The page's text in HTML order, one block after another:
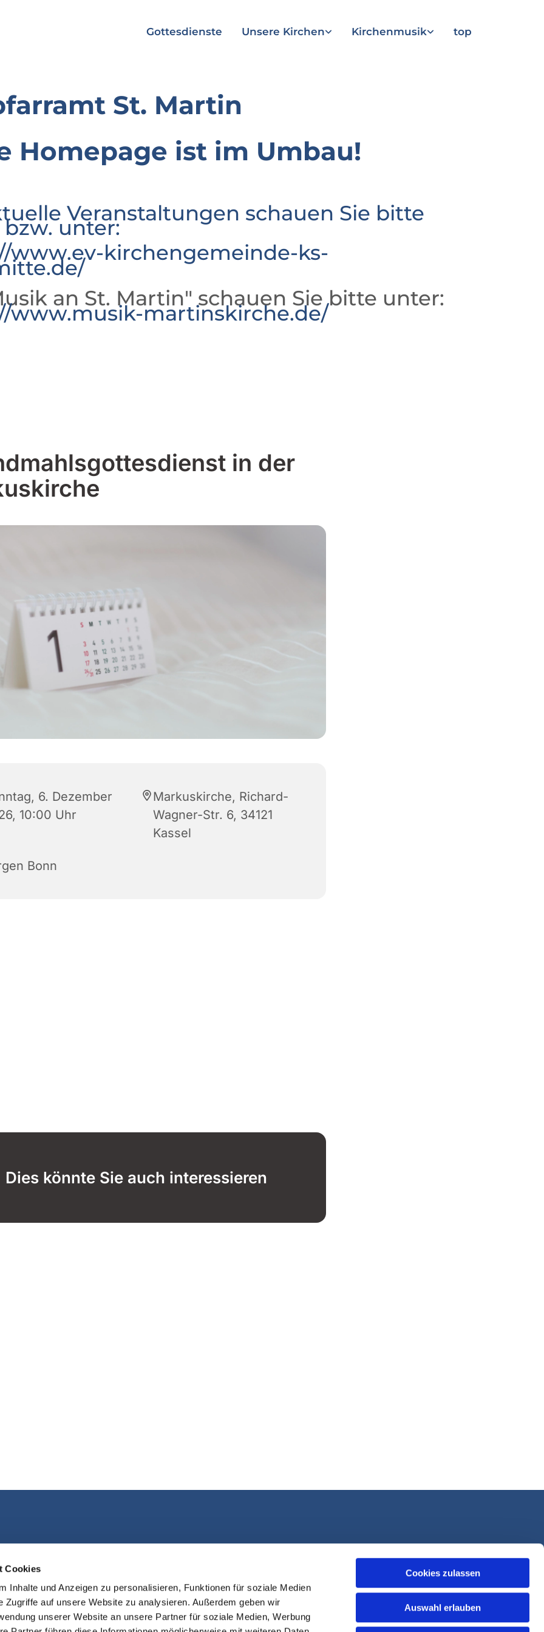
Cookies
Inhalte und Anzeigen zu personalisieren, Funktionen für soziale Medien
Zugriffe auf unsere Website zu analysieren. Außerdem geben wir
unserer Website an unsere Partner für soziale Medien, Werbung
Cookies zulassen
Auswahl erlauben
Gottesdienste Unsere Kirchen Kirchenmusik top
St. Martin
Homepage ist im Umbau!
Veranstaltungen schauen Sie bitte
unter:
www.ev-kirchengemeinde-ks-
an St. Martin" schauen Sie bitte unter:
www.musik-martinskirche.de/
in der
6. Dezember
10:00 Uhr
Markuskirche, Richard-
Wagner-Str. 6, 34121
Kassel
Bonn
Dies könnte Sie auch interessieren